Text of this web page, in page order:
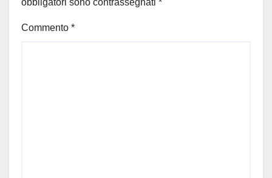
Commento *